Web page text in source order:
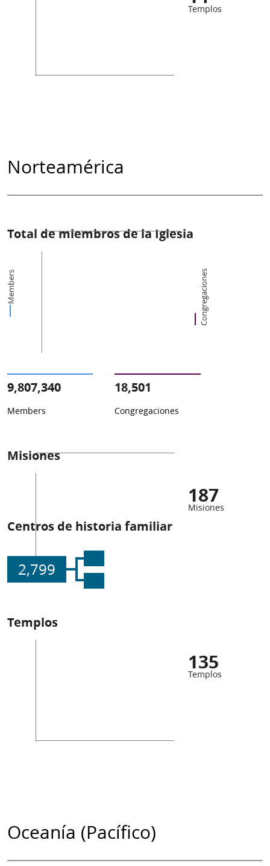
Templos
Norteamérica
Total de miembros de la Iglesia
Members Congregaciones
9,807,340
Members
18,501
Congregaciones
Misiones
187
Misiones
Centros de historia familiar
2,799
Templos
135
Templos
Oceanía (Pacífico)